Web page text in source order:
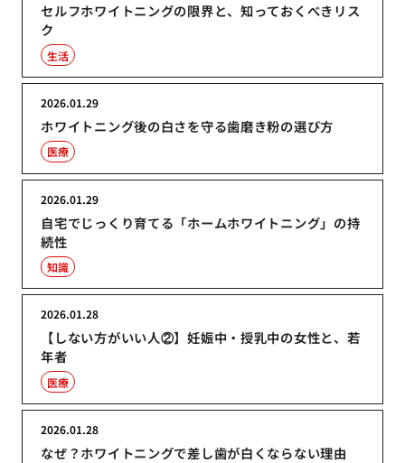
セルフホワイトニングの限界と、知っておくべきリス
ク
生活
ホワイトニング後の白さを守る歯磨き粉の選び方
2026.01.29
医療
自宅でじっくり育てる「ホームホワイトニング」の持
続性
2026.01.29
知識
【しない方がいい人②】妊娠中・授乳中の女性と、若
年者
2026.01.28
医療
なぜ？ホワイトニングで差し歯が白くならない理由
2026.01.28